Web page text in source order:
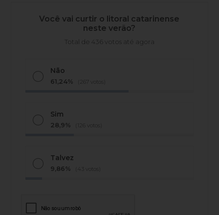
Você vai curtir o litoral catarinense
neste verão?
Total de 436 votos até agora
Não
61,24% (267 votos)
Sim
28,9% (126 votos)
Talvez
9,86% (43 votos)